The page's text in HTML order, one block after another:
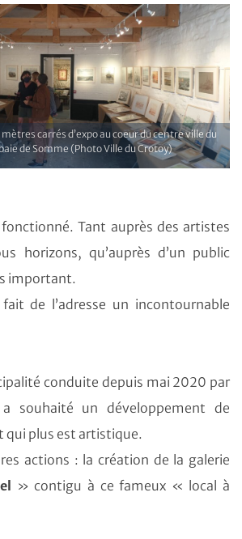
carrés d’expo au coeur du centre ville du
de Somme (Photo Ville du Crotoy)
fonctionné. Tant auprès des artistes
horizons, qu’auprès d’un public
important.
de l’adresse un incontournable
conduite depuis mai 2020 par
a souhaité un développement de
qui plus est artistique.
actions : la création de la galerie
» contigu à ce fameux « local à